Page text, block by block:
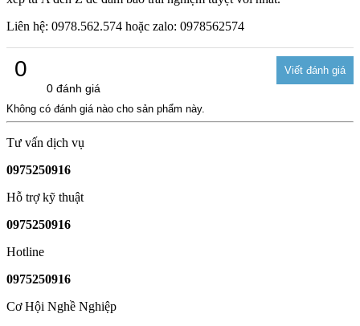
Liên hệ: 0978.562.574 hoặc zalo: 0978562574
0
0 đánh giá
Không có đánh giá nào cho sản phẩm này.
Tư vấn dịch vụ
0975250916
Hỗ trợ kỹ thuật
0975250916
Hotline
0975250916
Cơ Hội Nghề Nghiệp